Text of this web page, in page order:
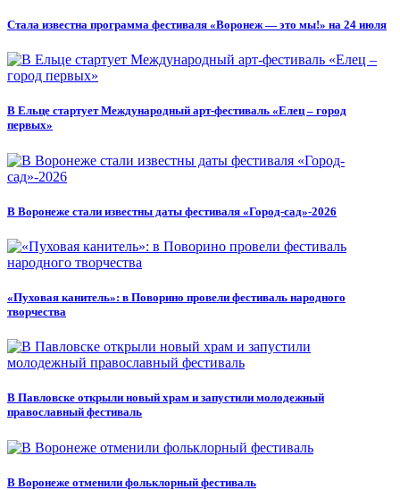
Стала известна программа фестиваля «Воронеж — это мы!» на 24 июля
В Ельце стартует Международный арт-фестиваль «Елец – город
первых»
В Воронеже стали известны даты фестиваля «Город-сад»-2026
«Пуховая канитель»: в Поворино провели фестиваль народного
творчества
В Павловске открыли новый храм и запустили молодежный
православный фестиваль
В Воронеже отменили фольклорный фестиваль